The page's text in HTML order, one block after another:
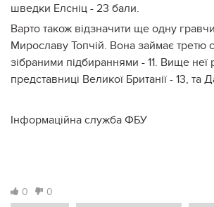
шведки Елсніц - 23 бали.
Варто також відзначити ще одну
Мирославу Топчій. Вона займає третю
зібраними підбираннями - 11. Вище неї
представниці Великої Британії - 13, та
Інформаційна служба ФБУ
0 0